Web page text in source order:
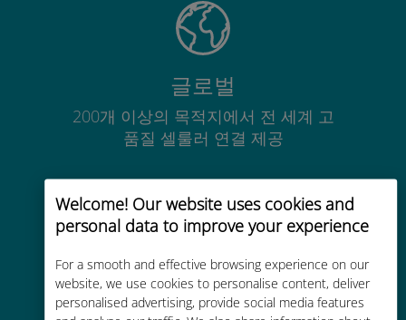
Welcome! Our website uses cookies and
personal data to improve your experience
For a smooth and effective browsing experience on our
website, we use cookies to personalise content, deliver
personalised advertising, provide social media features
글로벌
200개 이상의 목적지에서 전 세계 고
품질 셀룰러 연결 제공
비용 효율적
기존 통신사 로밍 요금보다 최대